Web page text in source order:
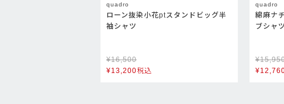
quadro
ローン抜染小花ptスタンドビッグ半
袖シャツ
¥16,500
¥13,200税込
quadro
綿麻ナ
ブシャツ
¥
¥